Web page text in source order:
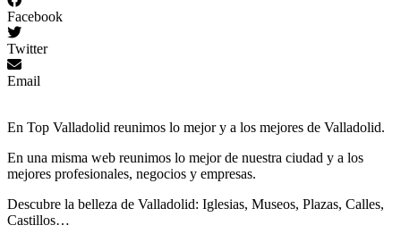
Facebook
Twitter
Email
En Top Valladolid reunimos lo mejor y a los mejores de Valladolid.
En una misma web reunimos lo mejor de nuestra ciudad y a los
mejores profesionales, negocios y empresas.
Descubre la belleza de Valladolid: Iglesias, Museos, Plazas, Calles,
Castillos…